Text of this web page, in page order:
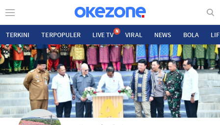
TERKINI TERPOPULER LIVE TV N VIRAL NEWS BOLA